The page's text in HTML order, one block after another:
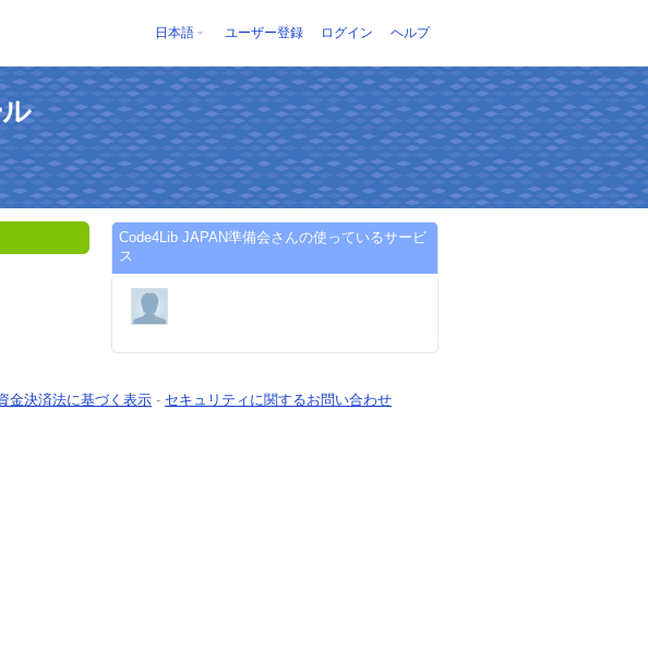
日本語 ユーザー登録 ログイン ヘルプ
Code4Lib JAPAN準備会さんの使っているサービ
ス
金決済法に基づく表示 - セキュリティに関するお問い合わせ